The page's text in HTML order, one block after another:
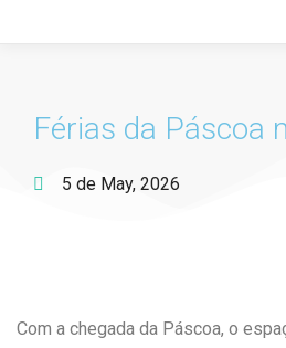
Férias da Páscoa
5 de May, 2026
Com a chegada da Páscoa, o